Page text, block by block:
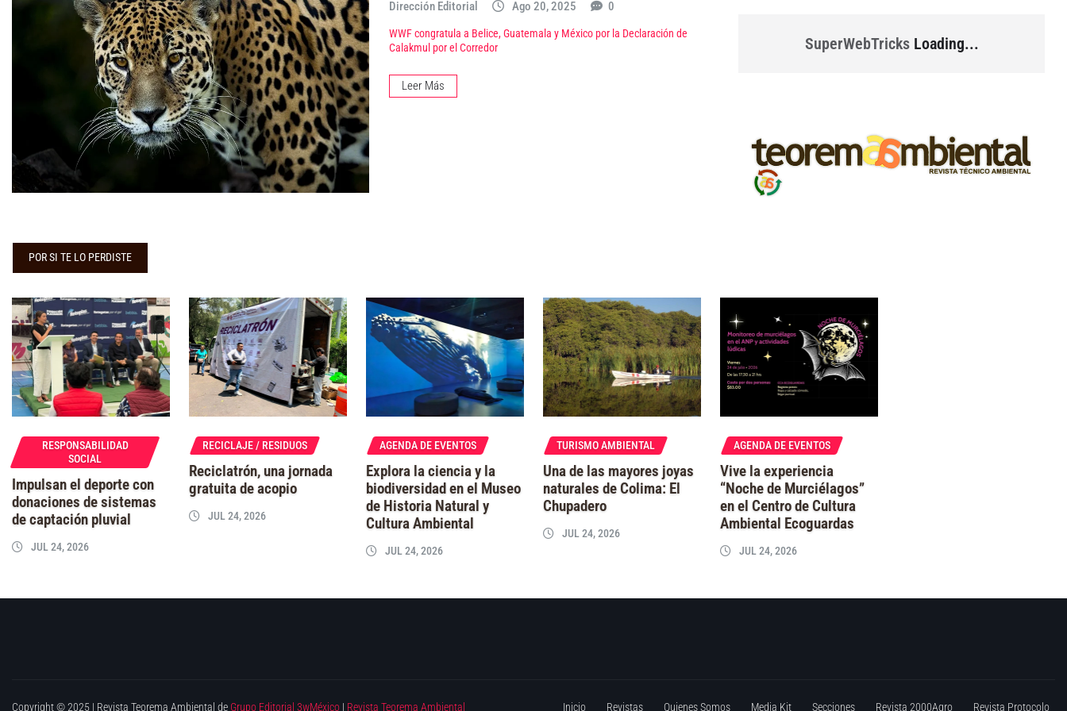
Dirección Editorial Ago 20, 2025 0
WWF congratula a Belice, Guatemala y México por la Declaración de
Calakmul por el Corredor
Leer Más
SuperWebTricksLoading...
POR SI TE LO PERDISTE
RESPONSABILIDAD
SOCIAL
Impulsan el deporte con
donaciones de sistemas
de captación pluvial
JUL 24, 2026
RECICLAJE / RESIDUOS
Reciclatrón, una jornada
gratuita de acopio
JUL 24, 2026
AGENDA DE EVENTOS
Explora la ciencia y la
biodiversidad en el Museo
de Historia Natural y
Cultura Ambiental
JUL 24, 2026
TURISMO AMBIENTAL
Una de las mayores joyas
naturales de Colima: El
Chupadero
JUL 24, 2026
AGENDA DE EVENTOS
Vive la experiencia
“Noche de Murciélagos”
en el Centro de Cultura
Ambiental Ecoguardas
JUL 24, 2026
Copyright © 2025 | Revista Teorema Ambiental de Grupo Editorial 3wMéxico | Revista Teorema Ambiental Inicio Revistas Quienes Somos Media Kit Secciones Revista 2000Agro Revista Protocolo